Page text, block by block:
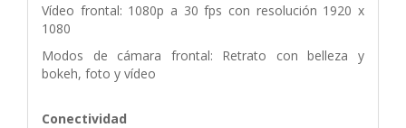
Vídeo frontal: 1080p a 30 fps con resolución 1920 x
1080
Modos de cámara frontal: Retrato con belleza y
bokeh, foto y vídeo
Conectividad